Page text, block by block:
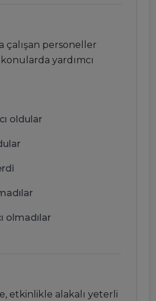
çalışan personeller
yardımcı
oldular
olmadılar
etkinlikle alakalı yeterli